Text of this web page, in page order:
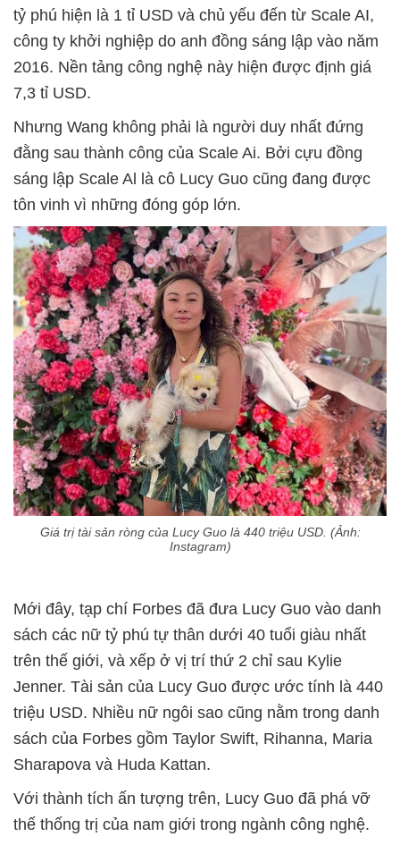
tỷ phú hiện là 1 tỉ USD và chủ yếu đến từ Scale AI,
công ty khởi nghiệp do anh đồng sáng lập vào năm
2016. Nền tảng công nghệ này hiện được định giá
7,3 tỉ USD.
Nhưng Wang không phải là người duy nhất đứng
đằng sau thành công của Scale Ai. Bởi cựu đồng
sáng lập Scale Al là cô Lucy Guo cũng đang được
tôn vinh vì những đóng góp lớn.
Giá trị tài sản ròng của Lucy Guo là 440 triệu USD. (Ảnh:
Instagram)
Mới đây, tạp chí Forbes đã đưa Lucy Guo vào danh
sách các nữ tỷ phú tự thân dưới 40 tuổi giàu nhất
trên thế giới, và xếp ở vị trí thứ 2 chỉ sau Kylie
Jenner. Tài sản của Lucy Guo được ước tính là 440
triệu USD. Nhiều nữ ngôi sao cũng nằm trong danh
sách của Forbes gồm Taylor Swift, Rihanna, Maria
Sharapova và Huda Kattan.
Với thành tích ấn tượng trên, Lucy Guo đã phá vỡ
thế thống trị của nam giới trong ngành công nghệ.